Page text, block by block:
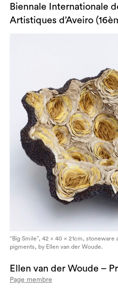
Biennale Internationale
Artistiques d’Aveiro
“Big Smile”, 42 x 40 x 21cm, stoneware
pigments, by Ellen van der Woude.
Ellen van der Woude –
Page membre